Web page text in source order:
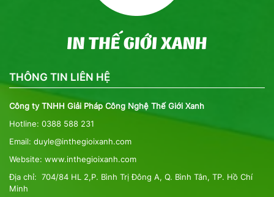
THÔNG TIN LIÊN HỆ
Công ty TNHH Giải Pháp Công Nghệ Thế Giới Xanh
Hotline: 0388 588 231
Email: duyle@inthegioixanh.com
Website: www.inthegioixanh.com
Địa chỉ: 704/84 HL 2,P. Bình Trị Đông A, Q. Bình Tân, TP. Hồ Chí
Minh